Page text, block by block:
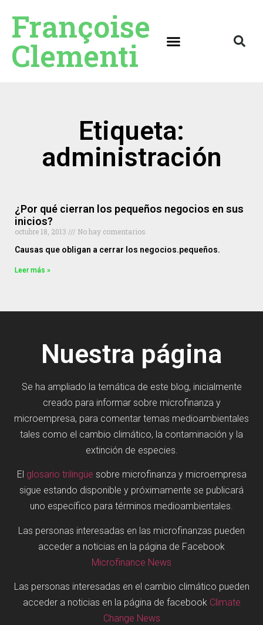
Françoise
Clementi
Etiqueta:
administración
¿Por qué cierran los pequeños negocios en sus
inicios?
octubre 18, 2013
No hay comentarios
Causas que obligan a cerrar los negocios.pequeños.
Leer más »
Nuestra página
Se ha ampliado la temática de este blog, inicialmente
creado para informar sobre microfinanza y
microempresa, para comentar temas medioambientales
tales como el cambio climático, la contaminación y la
extinción de especies.
El glosario trilingüe sobre microfinanza y microempresa
sigue estando disponible y próximamente se publicará
uno específico para términos medioambientales.
Las personas interesadas en las microfinanzas pueden
acceder a noticias en la página de Facebook
Microfinance News
Las personas interesadas en el cambio climático pueden
acceder a noticias en la página de facebook Climate
Change News